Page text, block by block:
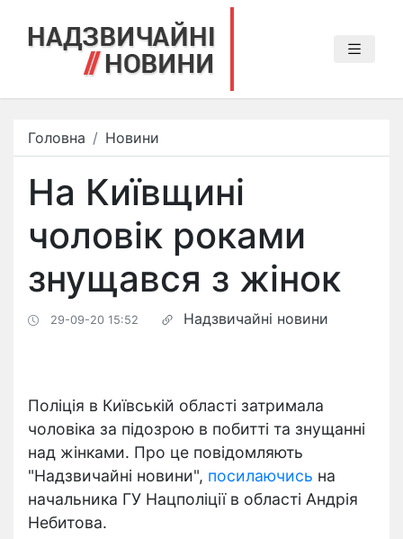
Головна Новини
На Київщині
чоловік роками
знущався з жінок
29-09-20 15:52 Надзвичайні новини
Поліція в Київській області затримала
чоловіка за підозрою в побитті та знущанні
над жінками. Про це повідомляють
"Надзвичайні новини", посилаючись на
начальника ГУ Нацполіції в області Андрія
Небитова.